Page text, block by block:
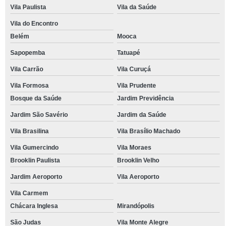
Vila Paulista Vila da Saúde
Vila do Encontro
Belém
Mooca
Sapopemba Tatuapé
Vila Carrão Vila Curuçá
Vila Formosa
Vila Prudente
Bosque da Saúde
Jardim Previdência
Jardim São Savério Jardim da Saúde
Vila Brasilina Vila Brasílio Machado
Vila Gumercindo
Vila Moraes
Brooklin Paulista
Brooklin Velho
Jardim Aeroporto Vila Aeroporto
Vila Carmem
Chácara Inglesa
Mirandópolis
São Judas Vila Monte Alegre